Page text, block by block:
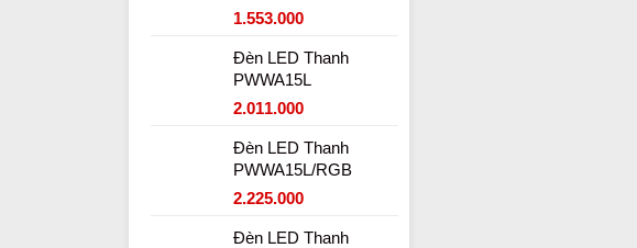
1.553.000
Đèn LED Thanh
PWWA15L
2.011.000
Đèn LED Thanh
PWWA15L/RGB
2.225.000
Đèn LED Thanh